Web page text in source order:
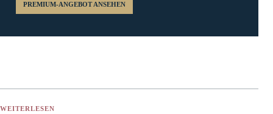
PREMIUM-ANGEBOT ANSEHEN
WEITERLESEN